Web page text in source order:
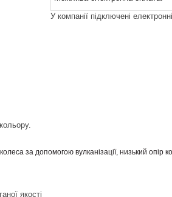
У компанії підключені
за допомогою вулканізації, низький опір
якості